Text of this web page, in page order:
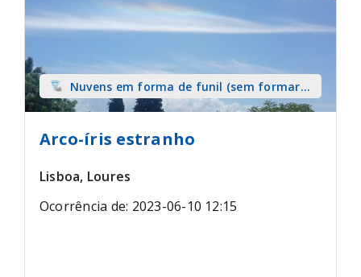
Nuvens em forma de funil (sem formar
tromba) sobre terra
Arco-íris estranho
Lisboa, Loures
Ocorrência de: 2023-06-10 12:15